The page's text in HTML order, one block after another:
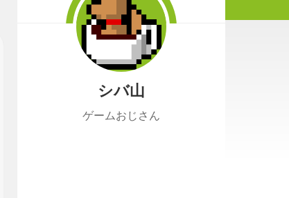
シバ山
ゲームおじさん